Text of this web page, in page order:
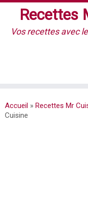
Recettes
Vos recettes avec
Accueil » Recettes Mr
Cuisine